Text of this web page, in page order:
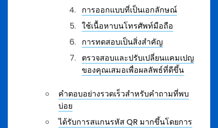
การออกแบบที่เป็นเอกลักษณ์
ใช้เนื้อหาบนโทรศัพท์มือถือ
การทดสอบเป็นสิ่งสำคัญ
ตรวจสอบและปรับเปลี่ยนแคมเปญ
ของคุณเสมอเพื่อผลลัพธ์ที่ดีขึ้น
คำตอบอย่างรวดเร็วสำหรับคำถามที่พบ
บ่อย
ได้รับการสแกนรหัส QR มากขึ้นโดยการ